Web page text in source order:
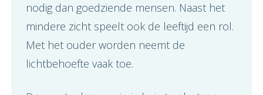
nodig dan goedziende mensen. Naast het
mindere zicht speelt ook de leeftijd een rol.
Met het ouder worden neemt de
lichtbehoefte vaak toe.